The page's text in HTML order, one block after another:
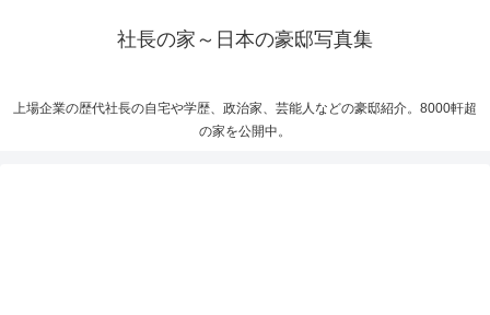
社長の家～日本の豪邸写真集
上場企業の歴代社長の自宅や学歴、政治家、芸能人などの豪邸紹介。8000軒超
の家を公開中。